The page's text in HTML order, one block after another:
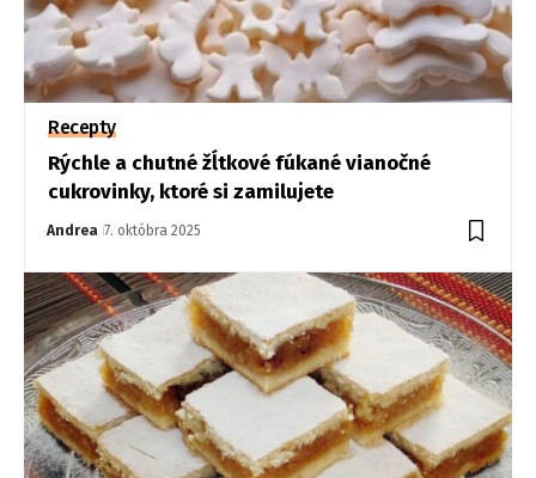
Recepty
Rýchle a chutné žĺtkové fúkané vianočné
cukrovinky, ktoré si zamilujete
Andrea 7. októbra 2025